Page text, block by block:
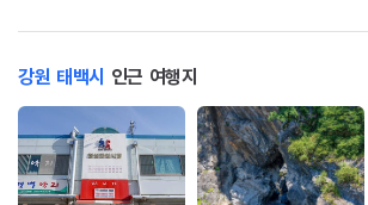
강원 태백시 인근 여행지